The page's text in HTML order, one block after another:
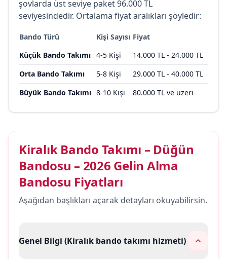
şovlarda üst seviye paket 96.000 TL
seviyesindedir. Ortalama fiyat aralıkları şöyledir:
Bando Türü Kişi Sayısı Fiyat
Küçük Bando Takımı 4-5 Kişi
14.000 TL - 24.000 TL
Orta Bando Takımı
5-8 Kişi
29.000 TL - 40.000 TL
Büyük Bando Takımı 8-10 Kişi 80.000 TL ve üzeri
Kiralık Bando Takımı – Düğün
Bandosu – 2026 Gelin Alma
Bandosu Fiyatları
Aşağıdan başlıkları açarak detayları okuyabilirsin.
Genel Bilgi (Kiralık bando takımı hizmeti)